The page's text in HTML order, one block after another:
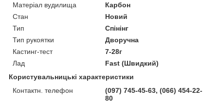
Матеріал вудилища
Карбон
Стан
Новий
Тип
Спінінг
Тип рукоятки
Дворучна
Кастинг-тест
7-28г
Лад
Fast (Швидкий)
Користувальницькі характеристики
Контактн. телефон
(097) 745-45-63, (066) 454-22-
80